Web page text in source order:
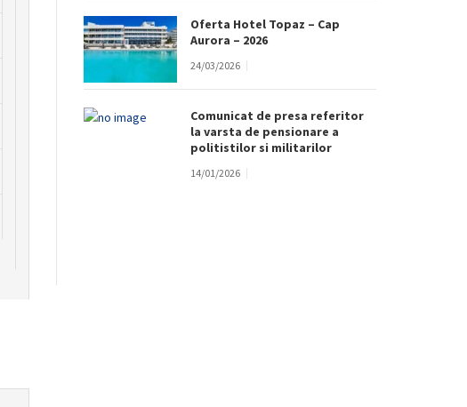
Oferta Hotel Topaz – Cap
Aurora – 2026
24/03/2026
Comunicat de presa referitor
la varsta de pensionare a
politistilor si militarilor
14/01/2026